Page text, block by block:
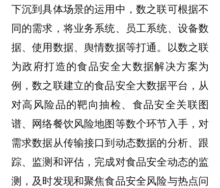
下沉到具体场景的运用中，数之联可根据不
同的需求，将业务系统、员工系统、设备数
据、使用数据、舆情数据等打通。以数之联
为政府打造的食品安全大数据解决方案为
例，数之联建立的食品安全大数据平台，从
对高风险品的靶向抽检、食品安全关联图
谱、网络餐饮风险地图等数个环节入手，对
需求数据从传输接口到动态数据的分析、跟
踪、监测和评估，完成对食品安全动态的监
测，及时发现和聚焦食品安全风险与热点问